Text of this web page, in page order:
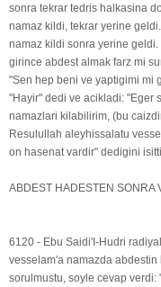
sonra tekrar tedris halkasina
namaz kildi, tekrar yerine
namaz kildi sonra yerine
girince abdest almak farz mi
"Sen hep beni ve yaptigimi mi
"Hayir" dedi ve acikladi: "Eger
namazlari kilabilirim, (bu
Resulullah aleyhissalatu
on hasenat vardir" dedigini
ABDEST HADESTEN SONRA
6120 - Ebu Saidi'I-Hudri
vesselam'a namazda
sorulmustu, soyle cevap